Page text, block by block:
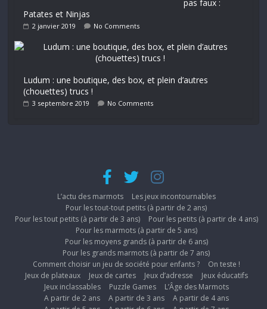
pas faux :
Patates et Ninjas
2 janvier 2019 No Comments
Ludum : une boutique, des box, et plein d’autres
(chouettes) trucs !
3 septembre 2019 No Comments
L’actu des marmots
Les jeux incontournables
Pour les tout-tout petits (à partir de 2 ans)
Pour les tout petits (à partir de 3 ans)
Pour les petits (à partir de 4 ans)
Pour les marmots (à partir de 5 ans)
Pour les moyens grands (à partir de 6 ans)
Pour les grands marmots (à partir de 7 ans)
Comment choisir un jeu de société pour enfants ?
On teste !
Jeux de plateaux
Jeux de cartes Jeux d’adresse
Jeux éducatifs
Jeux inclassables
Puzzle Games
L’Âge des Marmots
A partir de 2 ans
A partir de 3 ans
A partir de 4 ans